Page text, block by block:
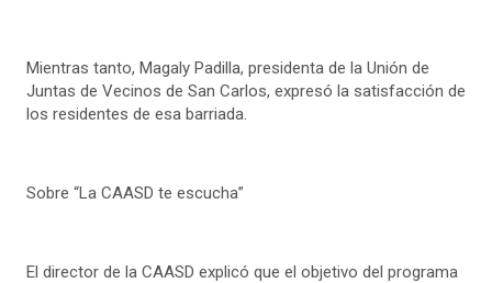
Mientras tanto, Magaly Padilla, presidenta de la Unión de
Juntas de Vecinos de San Carlos, expresó la satisfacción de
los residentes de esa barriada.
Sobre “La CAASD te escucha”
El director de la CAASD explicó que el objetivo del programa